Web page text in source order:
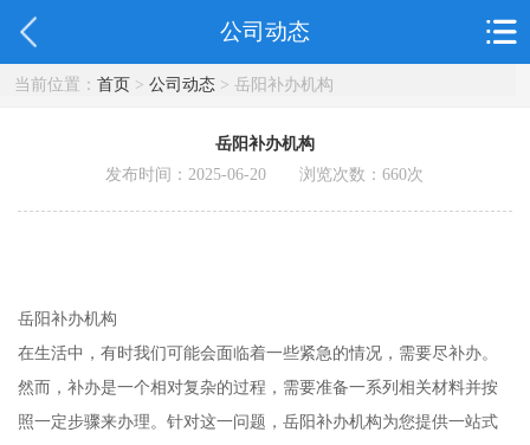
公司动态
当前位置： 首页> 公司动态> 岳阳补办机构
岳阳补办机构
发布时间：2025-06-20 浏览次数：660次
岳阳补办机构
在生活中，有时我们可能会面临着一些紧急的情况，需要尽补办。
然而，补办是一个相对复杂的过程，需要准备一系列相关材料并按
照一定步骤来办理。针对这一问题，岳阳补办机构为您提供一站式